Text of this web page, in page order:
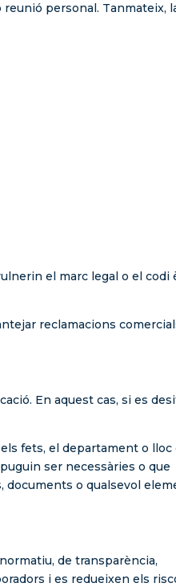
personal. Tanmateix,
el marc legal o el codi
reclamacions
En aquest cas, si es
fets, el departament o lloc
ser necessàries o que
o qualsevol
de transparència,
i es redueixen els